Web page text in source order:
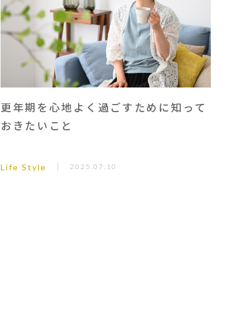
更年期を心地よく過ごすために知って
おきたいこと
Life Style 2025.07.10